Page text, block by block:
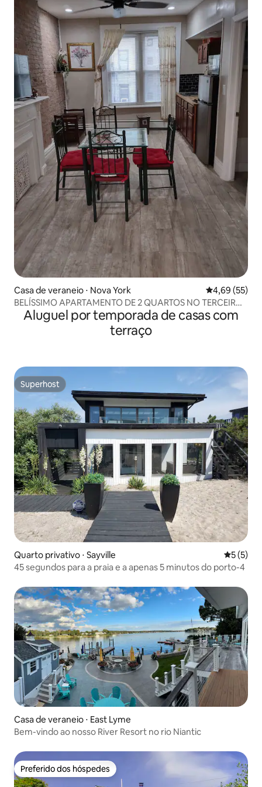
Casa de veraneio ⋅ Nova York 4,69 de uma
4,69 (55)
BELÍSSIMO APARTAMENTO DE 2 QUARTOS NO TERCEIRO
ANDAR
Aluguel por temporada de casas com
terraço
Superhost
Superhost
Quarto privativo ⋅ Sayville 5 de
5 (5)
45 segundos para a praia e a apenas 5 minutos do porto-4
Casa de veraneio ⋅ East Lyme
Bem-vindo ao nosso River Resort no rio Niantic
Preferido dos hóspedes
Preferido dos hóspedes